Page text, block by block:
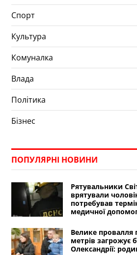
Спорт
Культура
Комуналка
Влада
Політика
Бізнес
ПОПУЛЯРНІ НОВИНИ
Рятувальники
врятували
потребував
медичної
Велике провалля
метрів загрожує
Олександрії: